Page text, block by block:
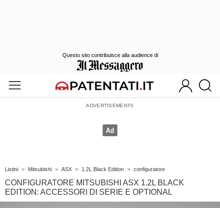
Listini > Mitsubishi > ASX > 1.2L Black Edition > configuratore
CONFIGURATORE MITSUBISHI ASX 1.2L BLACK
EDITION: ACCESSORI DI SERIE E OPTIONAL
Questo sito contribuisce alla audience di